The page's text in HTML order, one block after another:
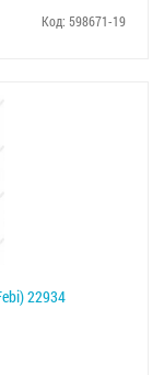
Код: 598671-19
22934